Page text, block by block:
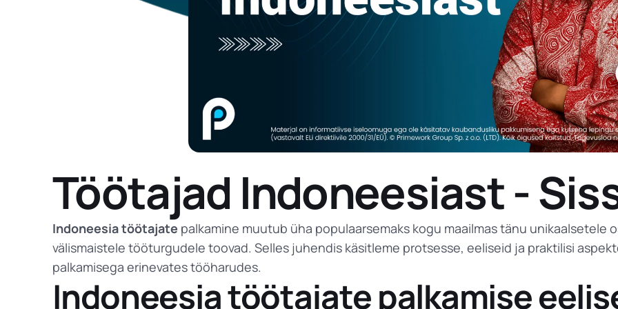
Töötajad Indoneesiast Põllumajandus
IT ja
Töötajad Indoneesiast -
Indoneesia töötajate palkamine muutub üha populaarsemaks kogu maailmas tänu unikaalsetele
välismaistele tööturgudele toovad. Selles juhendis käsitleme protsesse, eeliseid ja praktilisi
palkamisega erinevates tööharudes.
Indoneesia töötajate palkamise